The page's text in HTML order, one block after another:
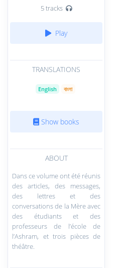
5 tracks
Play
TRANSLATIONS
English বাংলা
Show books
ABOUT
Dans ce volume ont été réunis
des articles, des messages,
des lettres et des
conversations de la Mère avec
des étudiants et des
professeurs de l’école de
l’Ashram, et trois pièces de
théâtre.